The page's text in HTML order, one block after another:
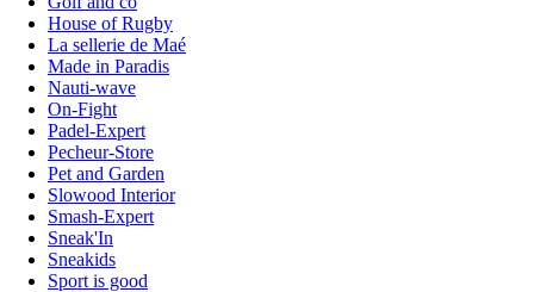
House of Rugby
La sellerie de Maé
Made in Paradis
Nauti-wave
On-Fight
Padel-Expert
Pecheur-Store
Pet and Garden
Slowood Interior
Smash-Expert
Sneak'In
Sneakids
Sport is good